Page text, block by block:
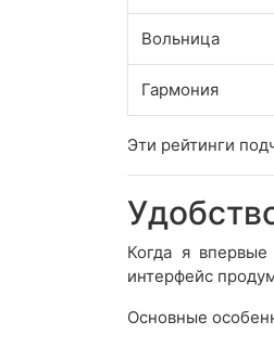
Вольница
Гармония
Эти рейтинги
Когда я впервые
интерфейс
Основные